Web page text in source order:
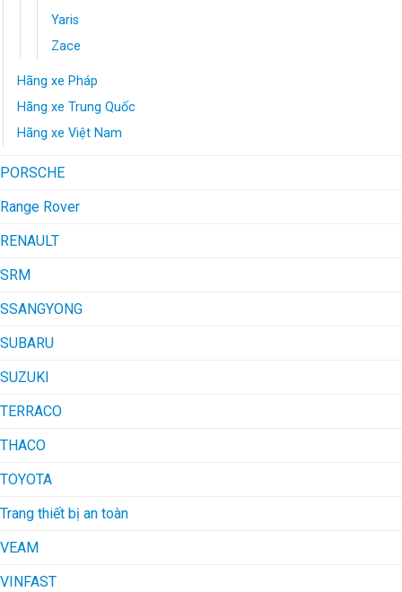
Yaris
Zace
Hãng xe Pháp
Hãng xe Trung Quốc
Hãng xe Việt Nam
PORSCHE
Range Rover
RENAULT
SRM
SSANGYONG
SUBARU
SUZUKI
TERRACO
THACO
TOYOTA
Trang thiết bị an toàn
VEAM
VINFAST